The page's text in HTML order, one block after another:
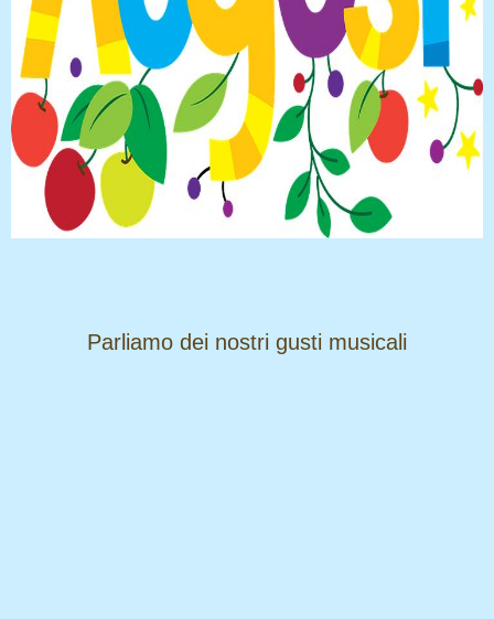
​​​​​​​Parliamo dei nostri gusti musicali